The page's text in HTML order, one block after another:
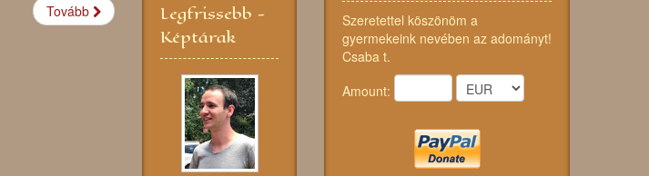
Tovább
Legfrissebb -
Képtárak
Szeretettel köszönöm a
gyermekeink nevében az adományt!
Csaba t.
Amount: